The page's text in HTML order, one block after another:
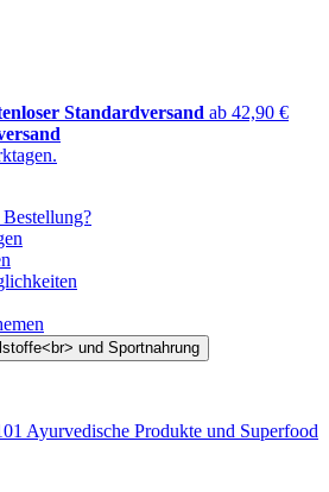
Standardversand ab 42,90 €
Ayurvedische Produkte und Superfood